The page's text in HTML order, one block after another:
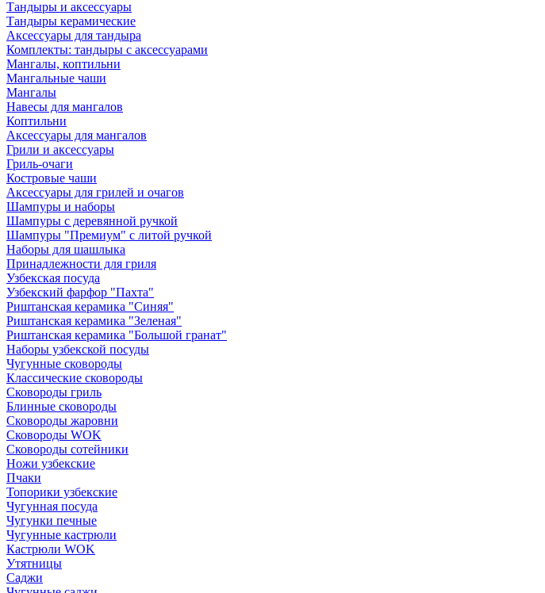
Тандыры и аксессуары
Тандыры керамические
Аксессуары для тандыра
Комплекты: тандыры с аксессуарами
Мангалы, коптильни
Мангальные чаши
Мангалы
Навесы для мангалов
Коптильни
Аксессуары для мангалов
Грили и аксессуары
Гриль-очаги
Костровые чаши
Аксессуары для грилей и очагов
Шампуры и наборы
Шампуры с деревянной ручкой
Шампуры "Премиум" с литой ручкой
Наборы для шашлыка
Принадлежности для гриля
Узбекская посуда
Узбекский фарфор "Пахта"
Риштанская керамика "Синяя"
Риштанская керамика "Зеленая"
Риштанская керамика "Большой гранат"
Наборы узбекской посуды
Чугунные сковороды
Классические сковороды
Сковороды гриль
Блинные сковороды
Сковороды жаровни
Сковороды WOK
Сковороды сотейники
Ножи узбекские
Пчаки
Топорики узбекские
Чугунная посуда
Чугунки печные
Чугунные кастрюли
Кастрюли WOK
Утятницы
Саджи